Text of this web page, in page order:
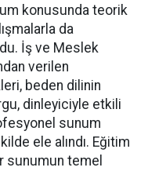
konusunda teorik
da
İş ve Meslek
verilen
beden dilinin
dinleyiciyle etkili
sunum
ele alındı. Eğitim
sunumun temel